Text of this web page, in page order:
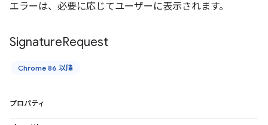
エラーは、必要に応じてユーザーに表示されます。
SignatureRequest
Chrome 86 以降
プロパティ